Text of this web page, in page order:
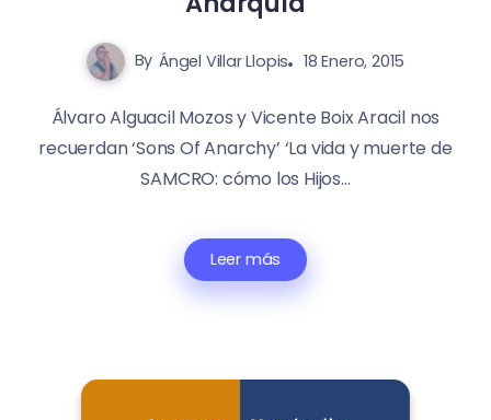
By Ángel Villar Llopis 18 Enero, 2015
Álvaro Alguacil Mozos y Vicente Boix Aracil nos
recuerdan ‘Sons Of Anarchy’ ‘La vida y muerte de
SAMCRO: cómo los Hijos...
Leer más